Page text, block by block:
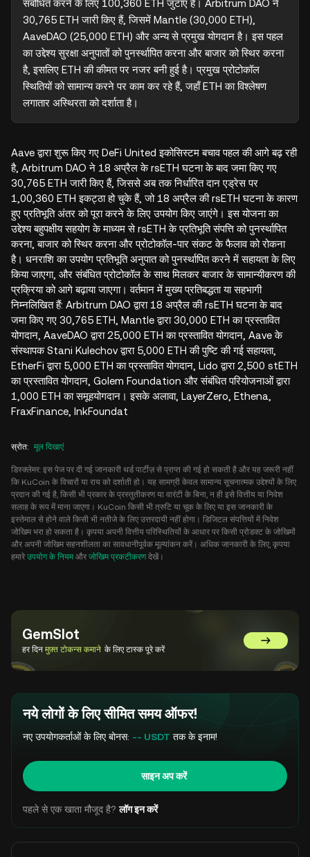
संबोधित करने के लिए 100,360 ETH जुटाए हैं। Arbitrum DAO ने
30,765 ETH जारी किए हैं, जिसमें Mantle (30,000 ETH),
AaveDAO (25,000 ETH) और अन्य से प्रमुख योगदान है। इस पहल
का उद्देश्य सुरक्षा अनुपातों को पुनर्स्थापित करना और बाजार को स्थिर करना
है, इसलिए ETH की कीमत पर नजर बनी हुई है। प्रमुख प्रोटोकॉल
स्थितियों को सामान्य करने पर काम कर रहे हैं, जहाँ ETH का विश्लेषण
लगातार अस्थिरता को दर्शाता है।
Aave द्वारा शुरू किए गए DeFi United इकोसिस्टम बचाव पहल की आगे बढ़ रही
है, Arbitrum DAO ने 18 अप्रैल के rsETH घटना के बाद जमा किए गए
30,765 ETH जारी किए हैं, जिससे अब तक निर्धारित दान एड्रेस पर
1,00,360 ETH इकट्ठा हो चुके हैं, जो 18 अप्रैल की rsETH घटना के कारण
हुए प्रतिभूति अंतर को पूरा करने के लिए उपयोग किए जाएंगे। इस योजना का
उद्देश्य बहुपक्षीय सहयोग के माध्यम से rsETH के प्रतिभूति संपत्ति को पुनर्स्थापित
करना, बाजार को स्थिर करना और प्रोटोकॉल-पार संकट के फैलाव को रोकना
है। धनराशि का उपयोग प्रतिभूति अनुपात को पुनर्स्थापित करने में सहायता के लिए
किया जाएगा, और संबंधित प्रोटोकॉल के साथ मिलकर बाजार के सामान्यीकरण की
प्रक्रिया को आगे बढ़ाया जाएगा। वर्तमान में मुख्य प्रतिबद्धता या सहभागी
निम्नलिखित हैं: Arbitrum DAO द्वारा 18 अप्रैल की rsETH घटना के बाद
जमा किए गए 30,765 ETH, Mantle द्वारा 30,000 ETH का प्रस्तावित
योगदान, AaveDAO द्वारा 25,000 ETH का प्रस्तावित योगदान, Aave के
संस्थापक Stani Kulechov द्वारा 5,000 ETH की पुष्टि की गई सहायता,
EtherFi द्वारा 5,000 ETH का प्रस्तावित योगदान, Lido द्वारा 2,500 stETH
का प्रस्तावित योगदान, Golem Foundation और संबंधित परियोजनाओं द्वारा
1,000 ETH का समूहयोगदान। इसके अलावा, LayerZero, Ethena,
FraxFinance, InkFoundat
स्रोत: मूल दिखाएं
डिस्क्लेमर: इस पेज पर दी गई जानकारी थर्ड पार्टीज़ से प्राप्त की गई हो सकती है और यह जरूरी नहीं
कि KuCoin के विचारों या राय को दर्शाती हो। यह सामग्री केवल सामान्य सूचनात्मक उद्देश्यों के लिए
प्रदान की गई है, किसी भी प्रकार के प्रस्तुतीकरण या वारंटी के बिना, न ही इसे वित्तीय या निवेश
सलाह के रूप में माना जाएगा। KuCoin किसी भी त्रुटि या चूक के लिए या इस जानकारी के
इस्तेमाल से होने वाले किसी भी नतीजे के लिए उत्तरदायी नहीं होगा। डिजिटल संपत्तियों में निवेश
जोखिम भरा हो सकता है। कृपया अपनी वित्तीय परिस्थितियों के आधार पर किसी प्रोडक्ट के जोखिमों
और अपनी जोखिम सहनशीलता का सावधानीपूर्वक मूल्यांकन करें। अधिक जानकारी के लिए, कृपया
हमारे उपयोग के नियमऔर जोखिम प्रकटीकरणदेखें।
GemSlot
हर दिन मुफ़्त टोकन्स कमाने के लिए टास्क पूरे करें GemSlot
नये लोगों के लिए सीमित समय ऑफर!
नए उपयोगकर्ताओं के लिए बोनस: -- USDT तक के इनाम!
साइन अप करें
पहले से एक खाता मौजूद है? लॉग इन करें